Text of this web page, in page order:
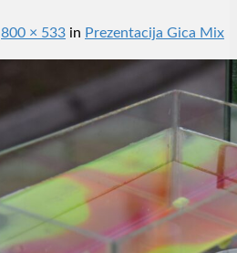
800 × 533 in Prezentacija Gica Mix